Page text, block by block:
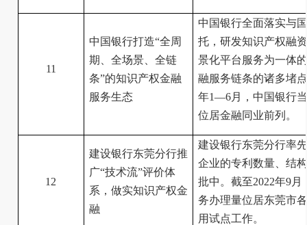
11
中国银行打造“全周
期、全场景、全链
条”的知识产权金融
服务生态
中国银行全面落实与
托，研发知识产权融
景化平台服务为一体
融服务链条的诸多堵
年1—6月，中国银行
位居金融同业前列。
12
建设银行东莞分行推
广“技术流”评价体
系，做实知识产权金
融
建设银行东莞分行率
企业的专利数量、结
批中。截至2022年9
务办理量位居东莞市
用试点工作。